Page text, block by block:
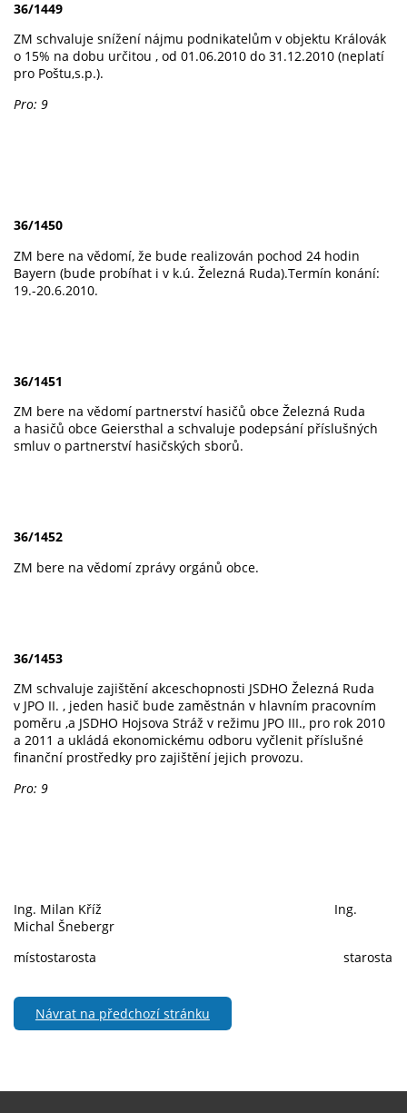
36/1449
ZM schvaluje snížení nájmu podnikatelům v objektu Královák
o 15% na dobu určitou , od 01.06.2010 do 31.12.2010 (neplatí
pro Poštu,s.p.).
Pro: 9
36/1450
ZM bere na vědomí, že bude realizován pochod 24 hodin
Bayern (bude probíhat i v k.ú. Železná Ruda).Termín konání:
19.-20.6.2010.
36/1451
ZM bere na vědomí partnerství hasičů obce Železná Ruda
a hasičů obce Geiersthal a schvaluje podepsání příslušných
smluv o partnerství hasičských sborů.
36/1452
ZM bere na vědomí zprávy orgánů obce.
36/1453
ZM schvaluje zajištění akceschopnosti JSDHO Železná Ruda
v JPO II. , jeden hasič bude zaměstnán v hlavním pracovním
poměru ,a JSDHO Hojsova Stráž v režimu JPO III., pro rok 2010
a 2011 a ukládá ekonomickému odboru vyčlenit příslušné
finanční prostředky pro zajištění jejich provozu.
Pro: 9
Ing. Milan Kříž Ing.
Michal Šnebergr
místostarosta starosta
Návrat na předchozí stránku